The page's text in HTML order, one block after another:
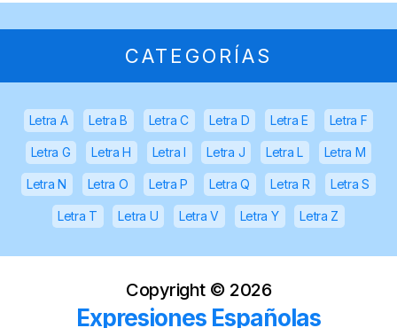
CATEGORÍAS
Letra A Letra B Letra C Letra D Letra E Letra F
Letra G Letra H Letra I Letra J Letra L Letra M
Letra N Letra O Letra P Letra Q Letra R Letra S
Letra T Letra U Letra V Letra Y Letra Z
Copyright © 2026
Expresiones Españolas